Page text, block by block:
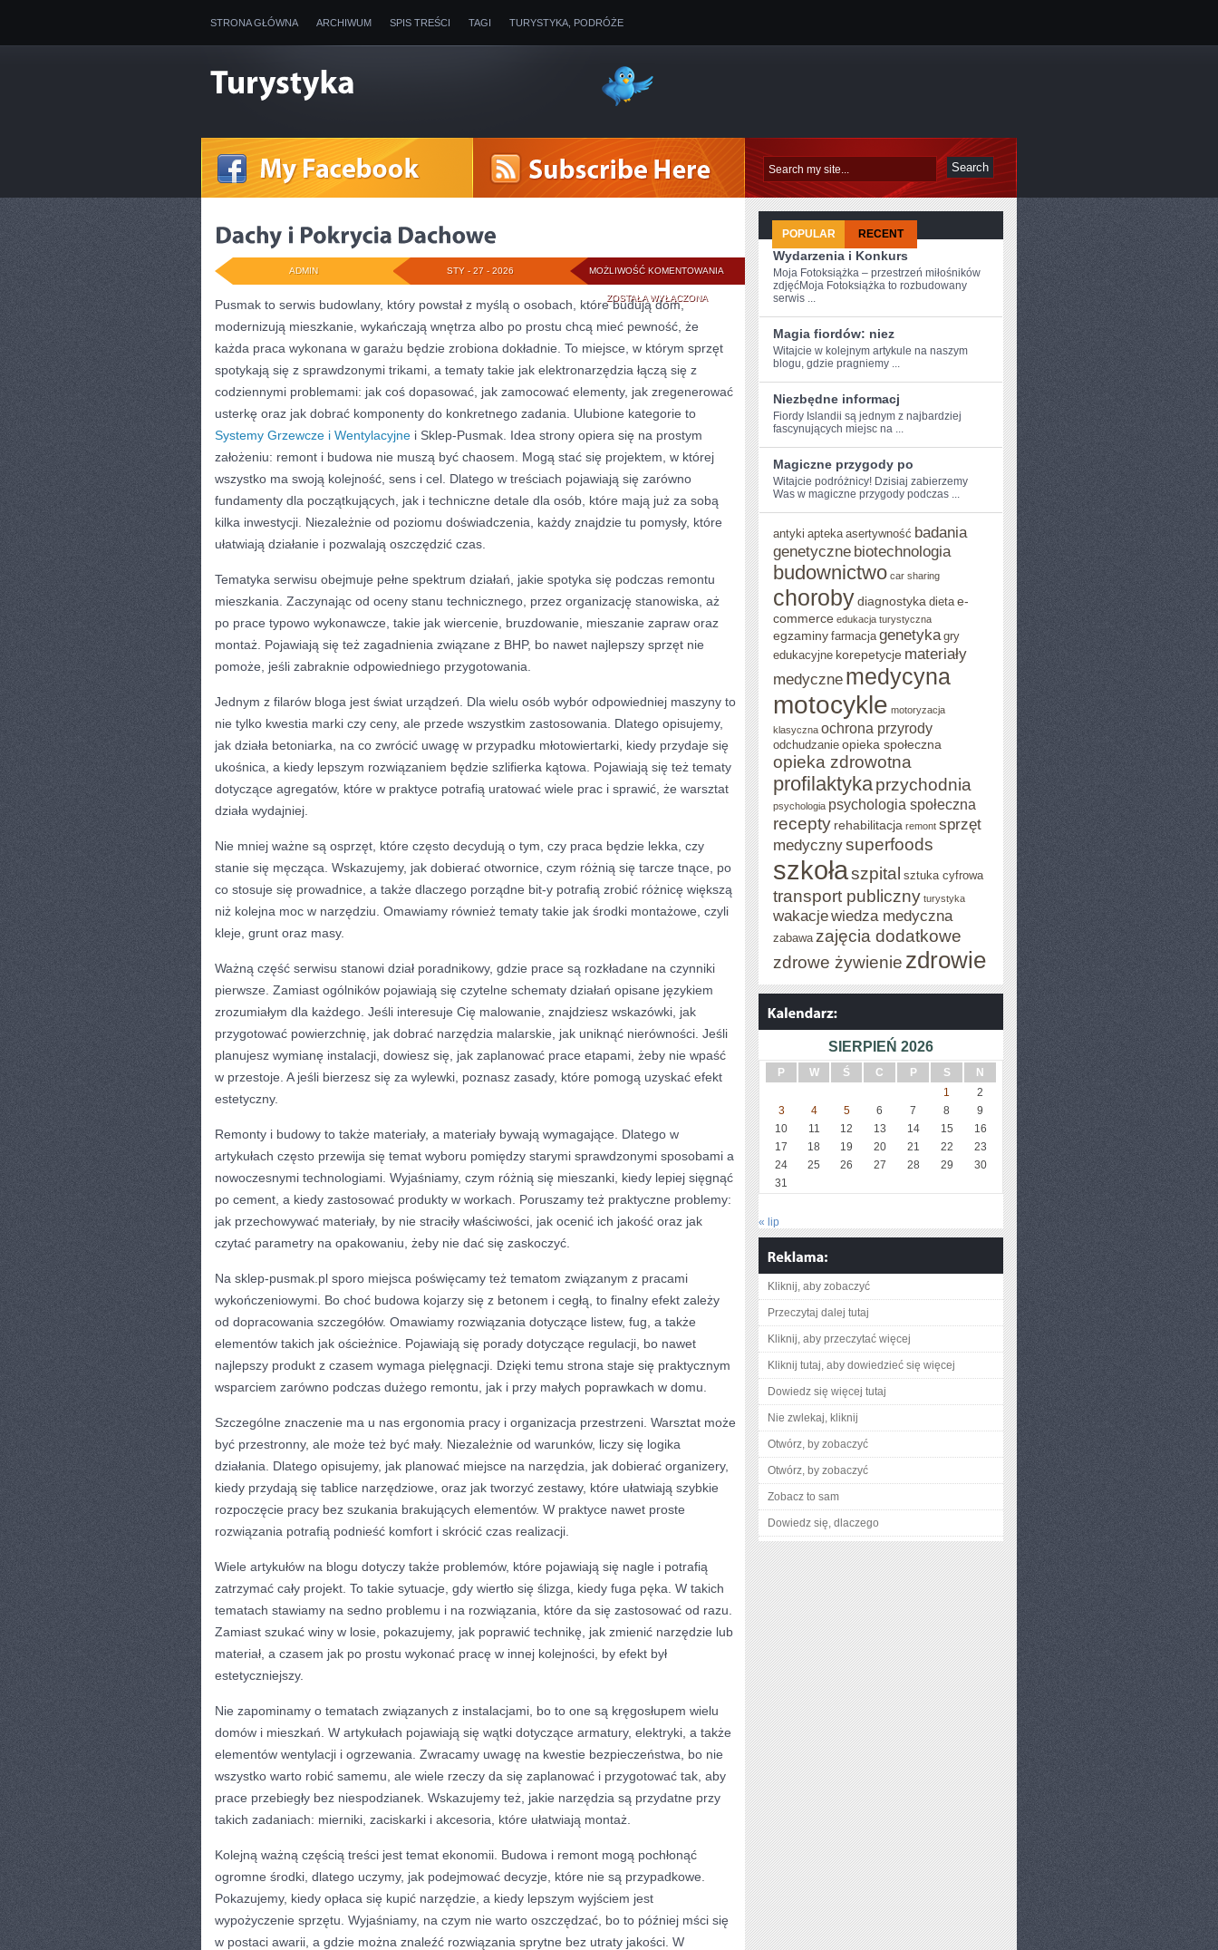
STRONA GŁÓWNA ARCHIWUM SPIS TREŚCI TAGI TURYSTYKA, PODRÓŻE
MOŻLIWOŚĆ KOMENTOWANIA DACHY
POKRYCIA
DACHOWE
ZOSTAŁA WYŁĄCZONA
STY - 27 - 2026
ADMIN
Pusmak to serwis budowlany, który powstał z myślą o osobach, które budują dom,
modernizują mieszkanie, wykańczają wnętrza albo po prostu chcą mieć pewność, że
każda praca wykonana w garażu będzie zrobiona dokładnie. To miejsce, w którym sprzęt
spotykają się z sprawdzonymi trikami, a tematy takie jak elektronarzędzia łączą się z
codziennymi problemami: jak coś dopasować, jak zamocować elementy, jak zregenerować
usterkę oraz jak dobrać komponenty do konkretnego zadania. Ulubione kategorie to
Systemy Grzewcze i Wentylacyjne i Sklep-Pusmak. Idea strony opiera się na prostym
założeniu: remont i budowa nie muszą być chaosem. Mogą stać się projektem, w której
wszystko ma swoją kolejność, sens i cel. Dlatego w treściach pojawiają się zarówno
fundamenty dla początkujących, jak i techniczne detale dla osób, które mają już za sobą
kilka inwestycji. Niezależnie od poziomu doświadczenia, każdy znajdzie tu pomysły, które
ułatwiają działanie i pozwalają oszczędzić czas.
Tematyka serwisu obejmuje pełne spektrum działań, jakie spotyka się podczas remontu
mieszkania. Zaczynając od oceny stanu technicznego, przez organizację stanowiska, aż
po prace typowo wykonawcze, takie jak wiercenie, bruzdowanie, mieszanie zapraw oraz
montaż. Pojawiają się też zagadnienia związane z BHP, bo nawet najlepszy sprzęt nie
pomoże, jeśli zabraknie odpowiedniego przygotowania.
Jednym z filarów bloga jest świat urządzeń. Dla wielu osób wybór odpowiedniej maszyny to
nie tylko kwestia marki czy ceny, ale przede wszystkim zastosowania. Dlatego opisujemy,
jak działa betoniarka, na co zwrócić uwagę w przypadku młotowiertarki, kiedy przydaje się
ukośnica, a kiedy lepszym rozwiązaniem będzie szlifierka kątowa. Pojawiają się też tematy
dotyczące agregatów, które w praktyce potrafią uratować wiele prac i sprawić, że warsztat
działa wydajniej.
Nie mniej ważne są osprzęt, które często decydują o tym, czy praca będzie lekka, czy
stanie się męcząca. Wskazujemy, jak dobierać otwornice, czym różnią się tarcze tnące, po
co stosuje się prowadnice, a także dlaczego porządne bit-y potrafią zrobić różnicę większą
niż kolejna moc w narzędziu. Omawiamy również tematy takie jak środki montażowe, czyli
kleje, grunt oraz masy.
Ważną część serwisu stanowi dział poradnikowy, gdzie prace są rozkładane na czynniki
pierwsze. Zamiast ogólników pojawiają się czytelne schematy działań opisane językiem
zrozumiałym dla każdego. Jeśli interesuje Cię malowanie, znajdziesz wskazówki, jak
przygotować powierzchnię, jak dobrać narzędzia malarskie, jak uniknąć nierówności. Jeśli
planujesz wymianę instalacji, dowiesz się, jak zaplanować prace etapami, żeby nie wpaść
w przestoje. A jeśli bierzesz się za wylewki, poznasz zasady, które pomogą uzyskać efekt
estetyczny.
Remonty i budowy to także materiały, a materiały bywają wymagające. Dlatego w
artykułach często przewija się temat wyboru pomiędzy starymi sprawdzonymi sposobami a
nowoczesnymi technologiami. Wyjaśniamy, czym różnią się mieszanki, kiedy lepiej sięgnąć
po cement, a kiedy zastosować produkty w workach. Poruszamy też praktyczne problemy:
jak przechowywać materiały, by nie straciły właściwości, jak ocenić ich jakość oraz jak
czytać parametry na opakowaniu, żeby nie dać się zaskoczyć.
Na sklep-pusmak.pl sporo miejsca poświęcamy też tematom związanym z pracami
wykończeniowymi. Bo choć budowa kojarzy się z betonem i cegłą, to finalny efekt zależy
od dopracowania szczegółów. Omawiamy rozwiązania dotyczące listew, fug, a także
elementów takich jak ościeżnice. Pojawiają się porady dotyczące regulacji, bo nawet
najlepszy produkt z czasem wymaga pielęgnacji. Dzięki temu strona staje się praktycznym
wsparciem zarówno podczas dużego remontu, jak i przy małych poprawkach w domu.
Szczególne znaczenie ma u nas ergonomia pracy i organizacja przestrzeni. Warsztat może
być przestronny, ale może też być mały. Niezależnie od warunków, liczy się logika
działania. Dlatego opisujemy, jak planować miejsce na narzędzia, jak dobierać organizery,
kiedy przydają się tablice narzędziowe, oraz jak tworzyć zestawy, które ułatwiają szybkie
rozpoczęcie pracy bez szukania brakujących elementów. W praktyce nawet proste
rozwiązania potrafią podnieść komfort i skrócić czas realizacji.
Wiele artykułów na blogu dotyczy także problemów, które pojawiają się nagle i potrafią
zatrzymać cały projekt. To takie sytuacje, gdy wiertło się ślizga, kiedy fuga pęka. W takich
tematach stawiamy na sedno problemu i na rozwiązania, które da się zastosować od razu.
Zamiast szukać winy w losie, pokazujemy, jak poprawić technikę, jak zmienić narzędzie lub
materiał, a czasem jak po prostu wykonać pracę w innej kolejności, by efekt był
estetyczniejszy.
Nie zapominamy o tematach związanych z instalacjami, bo to one są kręgosłupem wielu
domów i mieszkań. W artykułach pojawiają się wątki dotyczące armatury, elektryki, a także
elementów wentylacji i ogrzewania. Zwracamy uwagę na kwestie bezpieczeństwa, bo nie
wszystko warto robić samemu, ale wiele rzeczy da się zaplanować i przygotować tak, aby
prace przebiegły bez niespodzianek. Wskazujemy też, jakie narzędzia są przydatne przy
takich zadaniach: mierniki, zaciskarki i akcesoria, które ułatwiają montaż.
Kolejną ważną częścią treści jest temat ekonomii. Budowa i remont mogą pochłonąć
ogromne środki, dlatego uczymy, jak podejmować decyzje, które nie są przypadkowe.
Pokazujemy, kiedy opłaca się kupić narzędzie, a kiedy lepszym wyjściem jest
wypożyczenie sprzętu. Wyjaśniamy, na czym nie warto oszczędzać, bo to później mści się
w postaci awarii, a gdzie można znaleźć rozwiązania sprytne bez utraty jakości. W
POPULAR RECENT
Wydarzenia i Konkurs
Moja Fotoksiążka – przestrzeń miłośników
zdjęćMoja Fotoksiążka to rozbudowany
serwis ...
Magia fiordów: niez
Witajcie⁣ w kolejnym ⁢artykule na​ naszym
blogu, ​gdzie pragniemy ...
Niezbędne informacj
Fiordy Islandii są jednym z najbardziej
fascynujących miejsc na ...
Magiczne przygody po
Witajcie podróżnicy! Dzisiaj ⁣zabierzemy
Was ‌w magiczne przygody ⁤podczas ...
antyki apteka asertywność badania
genetyczne biotechnologia
budownictwo car sharing
chorobydiagnostyka dieta e-
commerce edukacja turystyczna
egzaminy farmacja genetyka gry
edukacyjne korepetycje materiały
medyczne medycyna
motocykle motoryzacja
klasyczna ochrona przyrody
odchudzanie opieka społeczna
opieka zdrowotna
profilaktykaprzychodnia
psychologia psychologia społeczna
recepty rehabilitacja remont sprzęt
medycznysuperfoods
szkołaszpital sztuka cyfrowa
transport publiczny turystyka
wakacjewiedza medyczna
zabawa zajęcia dodatkowe
zdrowe żywienie zdrowie
SIERPIEŃ 2026
P W Ś C P S
N
1
2
3
4 5 6 7 8
9
10
11 12 13 14 15
16
17
18 19 20 21 22
23
24
25 26 27 28 29
30
31
« lip
Kliknij, aby zobaczyć
Przeczytaj dalej tutaj
Kliknij, aby przeczytać więcej
Kliknij tutaj, aby dowiedzieć się więcej
Dowiedz się więcej tutaj
Nie zwlekaj, kliknij
Otwórz, by zobaczyć
Otwórz, by zobaczyć
Zobacz to sam
Dowiedz się, dlaczego